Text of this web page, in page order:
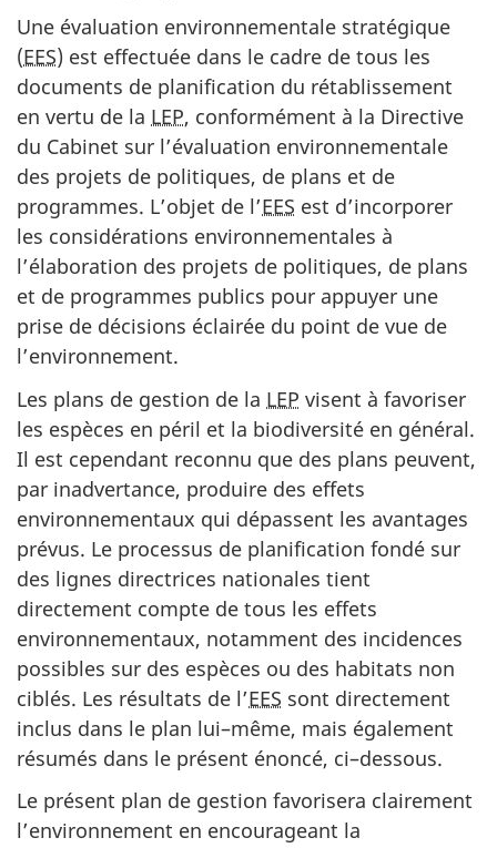
Une évaluation environnementale stratégique
(EES) est effectuée dans le cadre de tous les
documents de planification du rétablissement
en vertu de la LEP, conformément à la Directive
du Cabinet sur l’évaluation environnementale
des projets de politiques, de plans et de
programmes. L’objet de l’EES est d’incorporer
les considérations environnementales à
l’élaboration des projets de politiques, de plans
et de programmes publics pour appuyer une
prise de décisions éclairée du point de vue de
l’environnement.
Les plans de gestion de la LEP visent à favoriser
les espèces en péril et la biodiversité en général.
Il est cependant reconnu que des plans peuvent,
par inadvertance, produire des effets
environnementaux qui dépassent les avantages
prévus. Le processus de planification fondé sur
des lignes directrices nationales tient
directement compte de tous les effets
environnementaux, notamment des incidences
possibles sur des espèces ou des habitats non
ciblés. Les résultats de l’EES sont directement
inclus dans le plan lui–même, mais également
résumés dans le présent énoncé, ci–dessous.
Le présent plan de gestion favorisera clairement
l’environnement en encourageant la